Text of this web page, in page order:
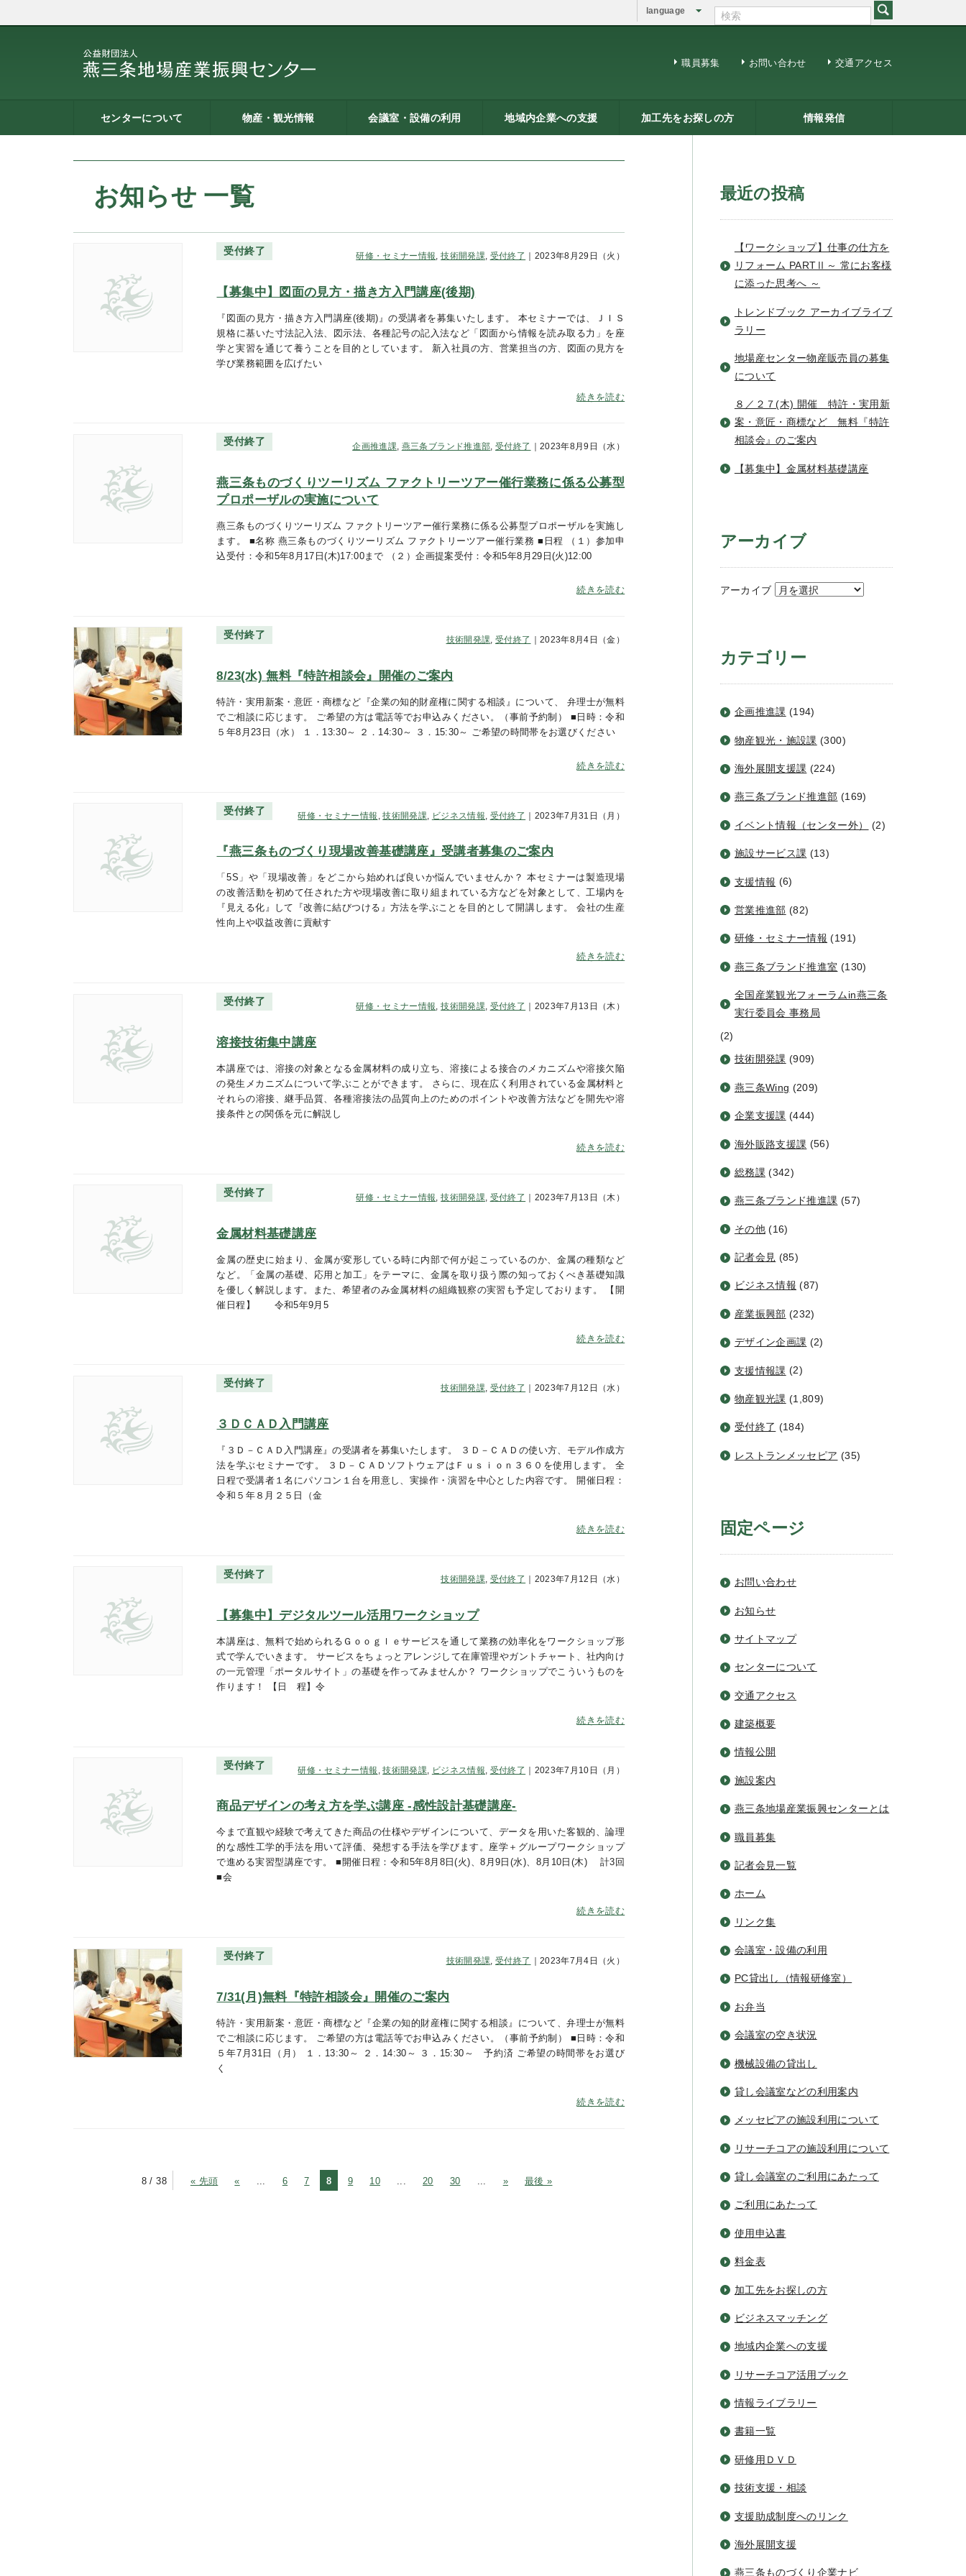
language
職員募集 お問い合わせ 交通アクセス
センターについて
ーとは
物産・観光情報
ター
ョップ）
会議室・設備の利用
いて
ついて
って
地域内企業への支援 加工先をお探しの方 情報発信
最近の投稿
【ワークショップ】仕事の仕方を
リフォーム PARTⅡ～ 常にお客様
に添った思考へ ～
トレンドブック アーカイブライブ
ラリー
地場産センター物産販売員の募集
について
８／２７(木) 開催 特許・実用新
案・意匠・商標など 無料『特許
相談会』のご案内
【募集中】金属材料基礎講座
アーカイブ
アーカイブ
カテゴリー
企画推進課 (194)
物産観光・施設課 (300)
海外展開支援課 (224)
燕三条ブランド推進部 (169)
イベント情報（センター外） (2)
施設サービス課 (13)
支援情報 (6)
営業推進部 (82)
研修・セミナー情報 (191)
燕三条ブランド推進室 (130)
全国産業観光フォーラムin燕三条
実行委員会 事務局
(2)
技術開発課 (909)
燕三条Wing (209)
企業支援課 (444)
海外販路支援課 (56)
総務課 (342)
燕三条ブランド推進課 (57)
その他(16)
記者会見 (85)
ビジネス情報 (87)
産業振興部 (232)
デザイン企画課 (2)
支援情報課 (2)
物産観光課 (1,809)
受付終了 (184)
レストランメッセピア (35)
固定ページ
お問い合わせ
お知らせ
サイトマップ
センターについて
交通アクセス
建築概要
情報公開
施設案内
燕三条地場産業振興センターとは
職員募集
記者会見一覧
ホーム
リンク集
会議室・設備の利用
PC貸出し（情報研修室）
お弁当
会議室の空き状況
機械設備の貸出し
貸し会議室などの利用案内
メッセピアの施設利用について
リサーチコアの施設利用について
貸し会議室のご利用にあたって
ご利用にあたって
使用申込書
料金表
加工先をお探しの方
ビジネスマッチング
地域内企業への支援
リサーチコア活用ブック
情報ライブラリー
書籍一覧
研修用ＤＶＤ
技術支援・相談
支援助成制度へのリンク
海外展開支援
燕三条ものづくり企業ナビ
お知らせ 一覧
研修・セミナー情報 ,技術開発課 受付終了 ｜2023年8月29日（火）
受付終了
【募集中】図面の見方・描き方入門講座(後期)
『図面の見方・描き方入門講座(後期)』の受講者を募集いたします。 本セミナーでは、ＪＩＳ
規格に基いた寸法記入法、図示法、各種記号の記入法など「図面から情報を読み取る力」を座
学と実習を通じて養うことを目的としています。 新入社員の方、営業担当の方、図面の見方を
学び業務範囲を広げたい
続きを読む
企画推進課, 燕三条ブランド推進部,受付終了 ｜2023年8月9日（水）
受付終了
燕三条ものづくりツーリズム ファクトリーツアー催行業務に係る公募型
プロポーザルの実施について
燕三条ものづくりツーリズム ファクトリーツアー催行業務に係る公募型プロポーザルを実施し
ます。 ■名称 燕三条ものづくりツーリズム ファクトリーツアー催行業務 ■日程 （１）参加申
込受付：令和5年8月17日(木)17:00まで （２）企画提案受付：令和5年8月29日(火)12:00
続きを読む
技術開発課 ,受付終了 ｜2023年8月4日（金）
受付終了
8/23(水) 無料『特許相談会』開催のご案内
特許・実用新案・意匠・商標など『企業の知的財産権に関する相談』について、 弁理士が無料
でご相談に応じます。 ご希望の方は電話等でお申込みください。（事前予約制） ■日時：令和
５年8月23日（水） １．13:30～ ２．14:30～ ３．15:30～ ご希望の時間帯をお選びください
続きを読む
研修・セミナー情報 ,技術開発課 ビジネス情報 受付終了 ｜2023年7月31日（月）
受付終了
『燕三条ものづくり現場改善基礎講座』受講者募集のご案内
「5S」や「現場改善」をどこから始めれば良いか悩んでいませんか？ 本セミナーは製造現場
の改善活動を初めて任された方や現場改善に取り組まれている方などを対象として、工場内を
『見える化』して『改善に結びつける』方法を学ぶことを目的として開講します。 会社の生産
性向上や収益改善に貢献す
続きを読む
研修・セミナー情報 ,技術開発課 受付終了 ｜2023年7月13日（木）
受付終了
溶接技術集中講座
本講座では、溶接の対象となる金属材料の成り立ち、溶接による接合のメカニズムや溶接欠陥
の発生メカニズムについて学ぶことができます。 さらに、現在広く利用されている金属材料と
それらの溶接、継手品質、各種溶接法の品質向上のためのポイントや改善方法などを開先や溶
接条件との関係を元に解説し
続きを読む
研修・セミナー情報 ,技術開発課 受付終了 ｜2023年7月13日（木）
受付終了
金属材料基礎講座
金属の歴史に始まり、金属が変形している時に内部で何が起こっているのか、金属の種類など
など。「金属の基礎、応用と加工」をテーマに、金属を取り扱う際の知っておくべき基礎知識
を優しく解説します。また、希望者のみ金属材料の組織観察の実習も予定しております。 【開
催日程】 令和5年9月5
続きを読む
技術開発課, 受付終了 ｜2023年7月12日（水）
受付終了
３ＤＣＡＤ入門講座
『３Ｄ－ＣＡＤ入門講座』の受講者を募集いたします。 ３Ｄ－ＣＡＤの使い方、モデル作成方
法を学ぶセミナーです。 ３Ｄ－ＣＡＤソフトウェアはＦｕｓｉｏｎ３６０を使用します。 全
日程で受講者１名にパソコン１台を用意し、実操作・演習を中心とした内容です。 開催日程：
令和５年８月２５日（金
続きを読む
技術開発課 受付終了 ｜2023年7月12日（水）
受付終了
【募集中】デジタルツール活用ワークショップ
本講座は、無料で始められるＧｏｏｇｌｅサービスを通して業務の効率化をワークショップ形
式で学んでいきます。 サービスをちょっとアレンジして在庫管理やガントチャート、社内向け
の一元管理「ポータルサイト」の基礎を作ってみませんか？ ワークショップでこういうものを
作ります！ 【日 程】令
続きを読む
研修・セミナー情報 ,技術開発課 ビジネス情報 受付終了 ｜2023年7月10日（月）
受付終了
商品デザインの考え方を学ぶ講座 -感性設計基礎講座-
今まで直観や経験で考えてきた商品の仕様やデザインについて、データを用いた客観的、論理
的な感性工学的手法を用いて評価、発想する手法を学びます。座学＋グループワークショップ
で進める実習型講座です。 ■開催日程：令和5年8月8日(火)、8月9日(水)、8月10日(木) 計3回
■会
続きを読む
技術開発課 ,受付終了 ｜2023年7月4日（火）
受付終了
7/31(月)無料『特許相談会』開催のご案内
特許・実用新案・意匠・商標など『企業の知的財産権に関する相談』について、弁理士が無料
でご相談に応じます。 ご希望の方は電話等でお申込みください。（事前予約制） ■日時：令和
５年7月31日（月） １．13:30～ ２．14:30～ ３．15:30～ 予約済 ご希望の時間帯をお選び
く
続きを読む
8 / 38 « 先頭 « 6 7 8 9 10 20 30 » 最後 »